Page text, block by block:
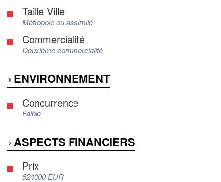
Taille Ville
Métropole ou assimilé
Commercialité
Deuxième commercialité
ENVIRONNEMENT
Concurrence
Faible
ASPECTS FINANCIERS
Prix
524300 EUR